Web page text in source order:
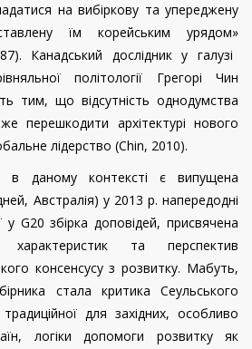
на вибіркову та упереджену
їм корейським урядом»
Канадський дослідник у галузі
політології Грегорі Чин
тим, що відсутність однодумства
перешкодити архітектурі нового
лідерство (Chin, 2010).
в даному контексті є випущена
Австралія) у 2013 р. напередодні
у G20 збірка доповідей, присвячена
характеристик та перспектив
консенсусу з розвитку​​. Мабуть,
стала критика Сеульського
для західних, особливо
логіки допомоги розвитку як